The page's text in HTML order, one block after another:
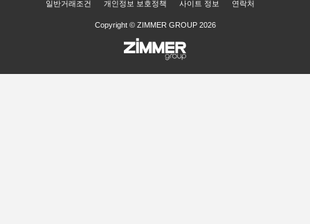
일반거래조건 개인정보 보호정책 사이트 정보 연락처
Copyright © ZIMMER GROUP 2026